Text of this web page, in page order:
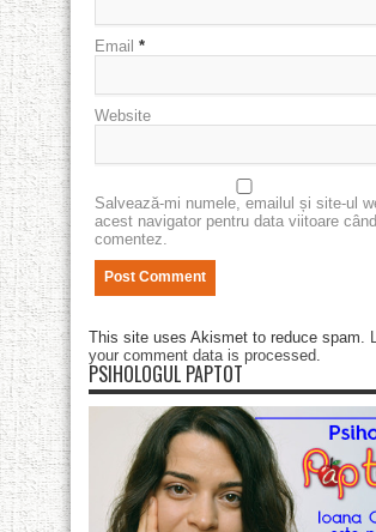
Email *
Website
Salvează-mi numele, emailul și site-ul
acest navigator pentru data viitoare
comentez.
This site uses Akismet to reduce spam.
your comment data is processed
PSIHOLOGUL PAPTOT